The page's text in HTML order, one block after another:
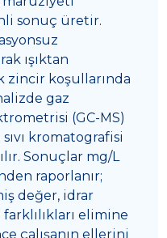
sonuç üretir.
ışıktan
zincir koşullarında
gaz
(GC-MS)
kromatografisi
Sonuçlar mg/L
raporlanır;
değer, idrar
elimine
çalışanın ellerini